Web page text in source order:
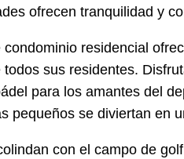
ofrecen tranquilidad y
residencial
sus residentes.
para los amantes del
pequeños se diviertan en
con el campo de